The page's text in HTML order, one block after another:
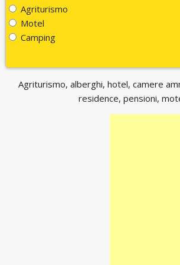
Agriturismo
Motel
Camping
Agriturismo, alberghi, hotel, camere
residence, pensioni,